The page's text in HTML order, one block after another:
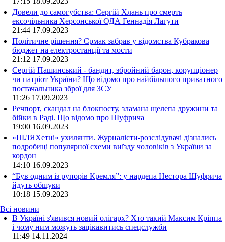
Довели до самогубства: Сергій Хлань про смерть
ексочільника Херсонської ОДА Геннадія Лагути
21:44 17.09.2023
Політичне рішення? Єрмак забрав у відомства Кубракова
бюджет на електростанції та мости
21:12 17.09.2023
Сергій Пашинський - бандит, збройний барон, корупціонер
чи патріот України? Що відомо про найбільшого приватного
постачальника зброї для ЗСУ
11:26 17.09.2023
Речпорт, скандал на блокпосту, зламана щелепа дружини та
бійки в Раді. Що відомо про Шуфрича
19:00 16.09.2023
«ШЛЯХетні» ухилянти. Журналісти-розслідувачі дізнались
подробиці популярної схеми виїзду чоловіків з України за
кордон
14:10 16.09.2023
“Був одним із рупорів Кремля”: у нардепа Нестора Шуфрича
йдуть обшуки
10:18 15.09.2023
Всі новини
В Україні з'явився новий олігарх? Хто такий Максим Кріппа
і чому ним можуть зацікавитись спецслужби
11:49 14.11.2024